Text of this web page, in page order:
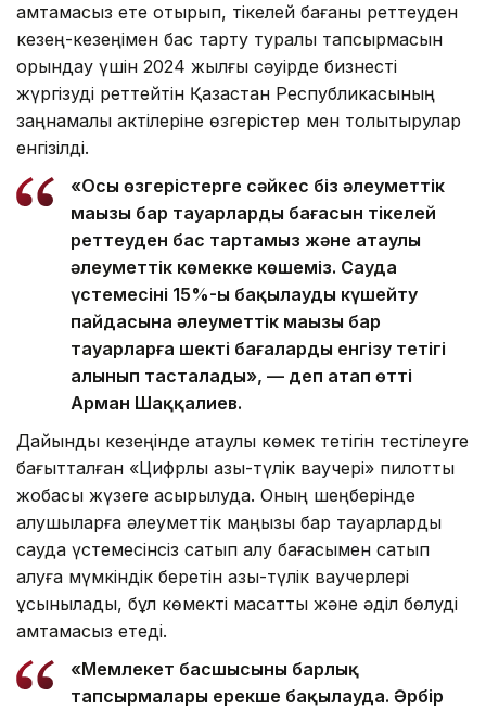
қамтамасыз ете отырып, тікелей бағаны реттеуден
кезең-кезеңімен бас тарту туралы тапсырмасын
орындау үшін 2024 жылғы сәуірде бизнесті
жүргізуді реттейтін Қазақстан Республикасының
заңнамалық актілеріне өзгерістер мен толықтырулар
енгізілді.
«Осы өзгерістерге сәйкес біз әлеуметтік
маңызы бар тауарлардың бағасын тікелей
реттеуден бас тартамыз және атаулы
әлеуметтік көмекке көшеміз. Сауда
үстемесінің 15%-ы бақылауды күшейту
пайдасына әлеуметтік маңызы бар
тауарларға шекті бағаларды енгізу тетігі
алынып тасталады», — деп атап өтті
Арман Шаққалиев.
Дайындық кезеңінде атаулы көмек тетігін тестілеуге
бағытталған «Цифрлық азық-түлік ваучері» пилоттық
жобасы жүзеге асырылуда. Оның шеңберінде
алушыларға әлеуметтік маңызы бар тауарларды
сауда үстемесінсіз сатып алу бағасымен сатып
алуға мүмкіндік беретін азық-түлік ваучерлері
ұсынылады, бұл көмекті мақсатты және әділ бөлуді
қамтамасыз етеді.
«Мемлекет басшысының барлық
тапсырмалары ерекше бақылауда. Әрбір